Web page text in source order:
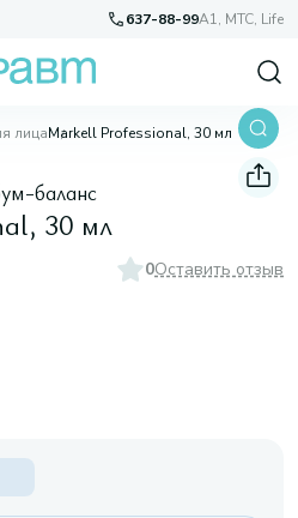
637-88-99A1, МТС, Life
лицаMarkell Professional, 30 мл
баланс
30 мл
0Оставить отзыв